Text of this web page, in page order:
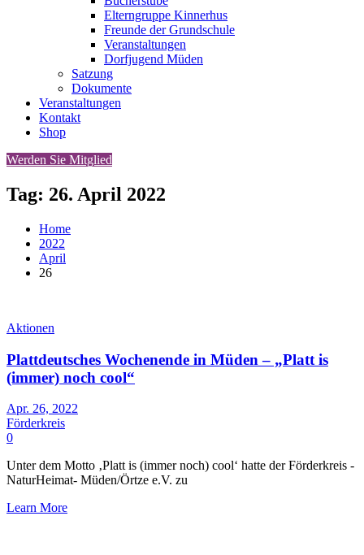
Elterngruppe Kinnerhus
Freunde der Grundschule
Veranstaltungen
Dorfjugend Müden
Satzung
Dokumente
Veranstaltungen
Kontakt
Shop
Werden Sie Mitglied
Tag: 26. April 2022
Home
2022
April
26
Aktionen
Plattdeutsches Wochenende in Müden – „Platt is
(immer) noch cool“
Apr. 26, 2022
Förderkreis
0
Unter dem Motto ‚Platt is (immer noch) cool‘ hatte der Förderkreis -
NaturHeimat- Müden/Örtze e.V. zu
Learn More